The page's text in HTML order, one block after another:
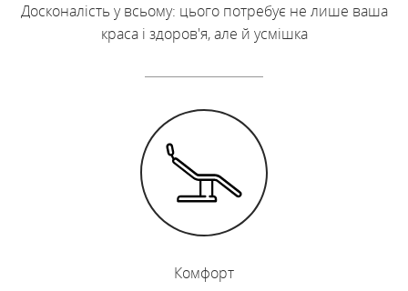
Досконалість у всьому: цього потребує не лише ваша
краса і здоров'я, але й усмішка
Комфорт